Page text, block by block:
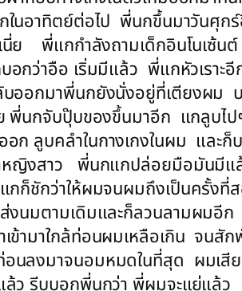
กในอาทิตย์ต่อไป พี่นกขึ้นมาวันศุ
นี่ย พี่แกกำลังถามเด็กอินโนเซ้น
กว่าอือ เริ่มมีแล้ว พี่แกหัวเราะ
ออกมาพี่นกยังนั่งอยู่ที่เตียงผม
พี่นกจับปุ๊บของขึ้นมาอีก แกลูบไ
อก ลูบคลำในกางเกงในผม และ
ญิงสาว พี่นกแกปล่อยมือมันมีแล้
ก็ชักว่าให้ผมจนผมถึงเป็นครั้งที่
นมตามเดิมและก็ลวนลามผมอี
เข้ามาใกล้ท่อนผมเหลือเกิน จ
นลงมาจนอมหมดในที่สุด ผมเสีย
ล้ว รีบบอกพี่นกว่า พี่ผมจะแย่แ